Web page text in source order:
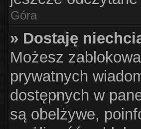
Góra
» Dostaję
Możesz
prywatnych
dostępnych w
są obelżywe,